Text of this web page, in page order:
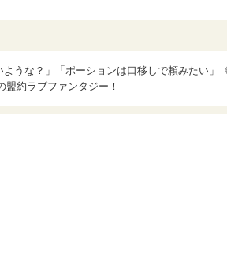
うな？」「ポーションは口移しで頼みたい」
約ラブファンタジー！